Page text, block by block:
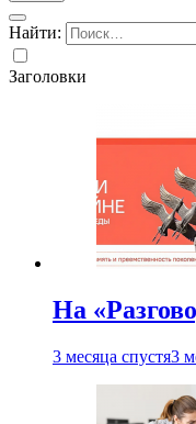
Найти:
Заголовки
На
3 месяца спустя3